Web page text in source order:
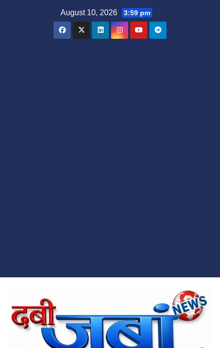
August 10, 2026 3:59 pm